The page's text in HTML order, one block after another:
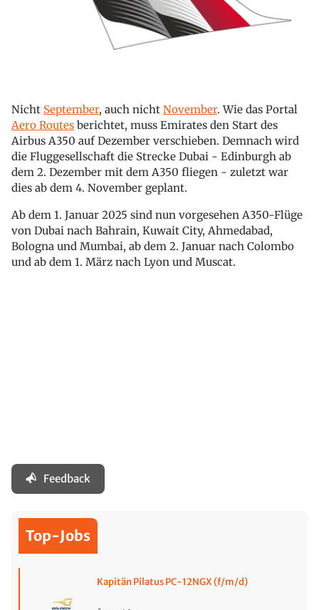
Nicht September, auch nicht November. Wie das Portal
Aero Routes berichtet, muss Emirates den Start des
Airbus A350 auf Dezember verschieben. Demnach wird
die Fluggesellschaft die Strecke Dubai - Edinburgh ab
dem 2. Dezember mit dem A350 fliegen - zuletzt war
dies ab dem 4. November geplant.
Ab dem 1. Januar 2025 sind nun vorgesehen A350-Flüge
von Dubai nach Bahrain, Kuwait City, Ahmedabad,
Bologna und Mumbai, ab dem 2. Januar nach Colombo
und ab dem 1. März nach Lyon und Muscat.
Feedback
Top-Jobs
Kapitän Pilatus PC-12NGX (f/m/d)